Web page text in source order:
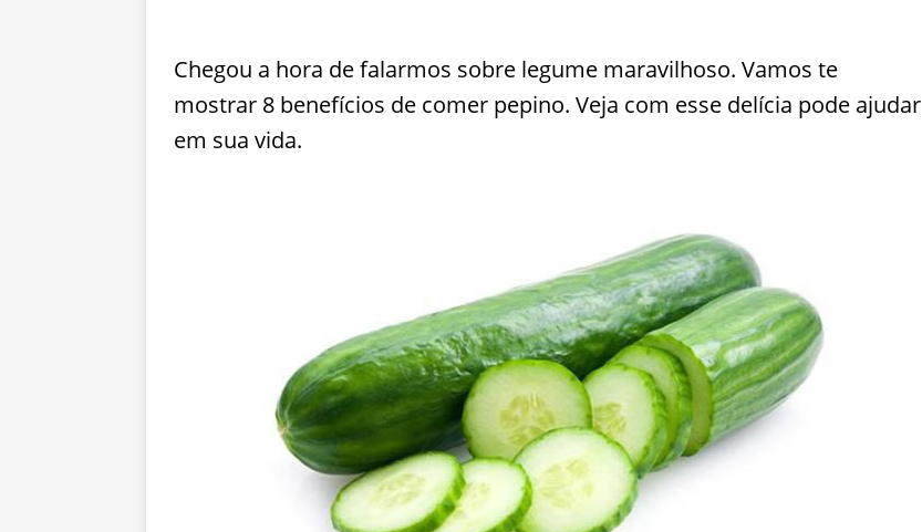
Chegou a hora de falarmos sobre legume maravilhoso. Vamos te
mostrar 8 benefícios de comer pepino. Veja com esse delícia pode ajudar
em sua vida.